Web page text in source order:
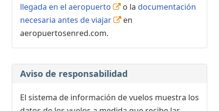
llegada en el aeropuerto
o la documentación
necesaria antes de viajar
en
aeropuertosenred.com.
Aviso de responsabilidad
El sistema de información de vuelos muestra los